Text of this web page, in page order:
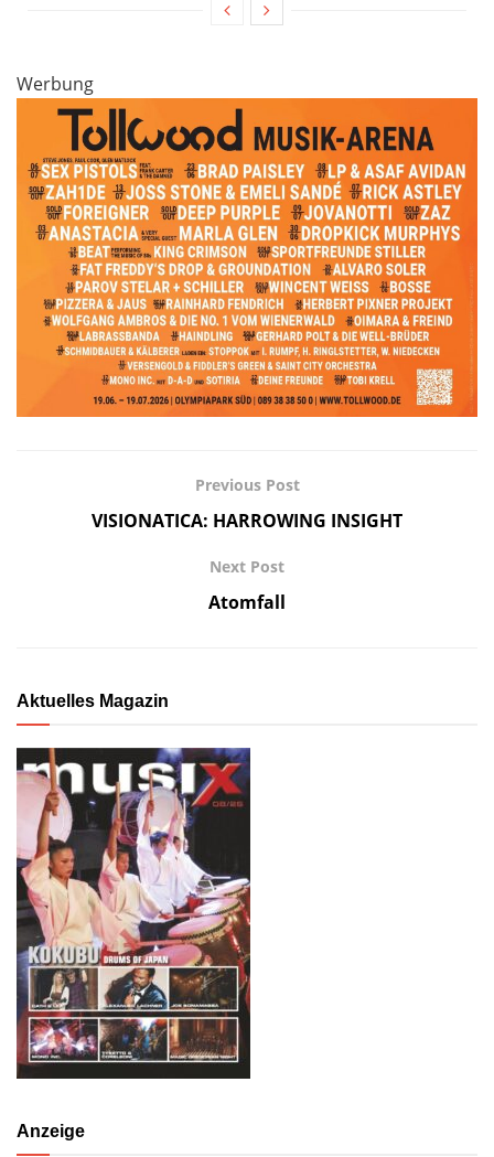
Werbung
Previous Post
VISIONATICA: HARROWING INSIGHT
Next Post
Atomfall
Aktuelles Magazin
Anzeige